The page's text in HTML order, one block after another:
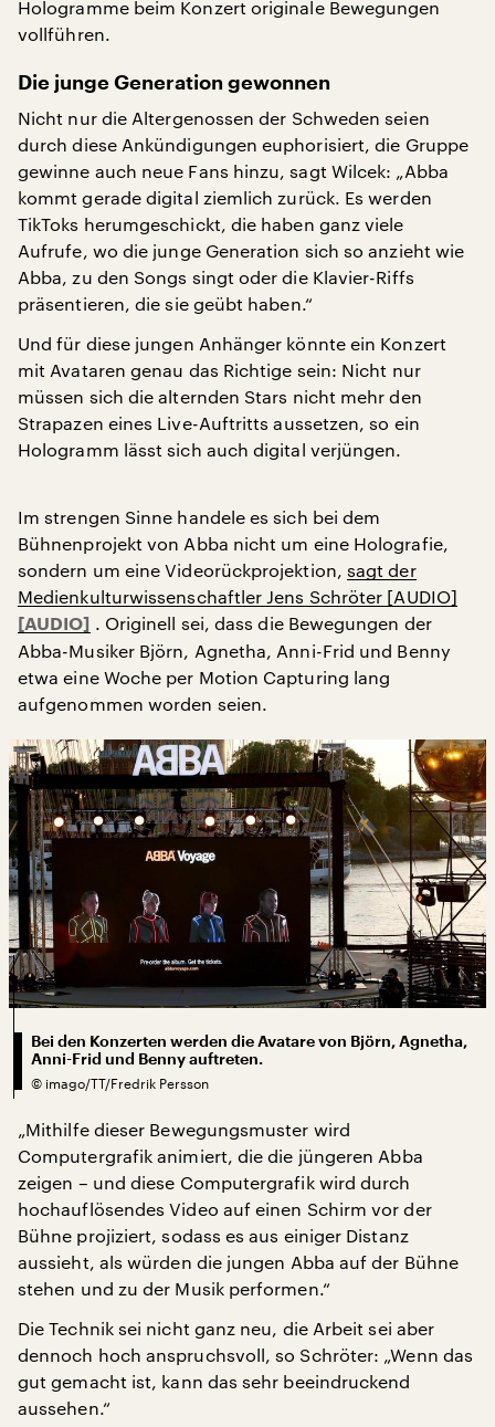
Hologramme beim Konzert originale Bewegungen
vollführen.
Die junge Generation gewonnen
Nicht nur die Altergenossen der Schweden seien
durch diese Ankündigungen euphorisiert, die Gruppe
gewinne auch neue Fans hinzu, sagt Wilcek: „Abba
kommt gerade digital ziemlich zurück. Es werden
TikToks herumgeschickt, die haben ganz viele
Aufrufe, wo die junge Generation sich so anzieht wie
Abba, zu den Songs singt oder die Klavier-Riffs
präsentieren, die sie geübt haben.“
Und für diese jungen Anhänger könnte ein Konzert
mit Avataren genau das Richtige sein: Nicht nur
müssen sich die alternden Stars nicht mehr den
Strapazen eines Live-Auftritts aussetzen, so ein
Hologramm lässt sich auch digital verjüngen.
Im strengen Sinne handele es sich bei dem
Bühnenprojekt von Abba nicht um eine Holografie,
sondern um eine Videorückprojektion, sagt der
Medienkulturwissenschaftler Jens Schröter [AUDIO]
. Originell sei, dass die Bewegungen der
Abba-Musiker Björn, Agnetha, Anni-Frid und Benny
etwa eine Woche per Motion Capturing lang
aufgenommen worden seien.
Bei den Konzerten werden die Avatare von Björn, Agnetha,
Anni-Frid und Benny auftreten.
© imago/TT/Fredrik Persson
„Mithilfe dieser Bewegungsmuster wird
Computergrafik animiert, die die jüngeren Abba
zeigen – und diese Computergrafik wird durch
hochauflösendes Video auf einen Schirm vor der
Bühne projiziert, sodass es aus einiger Distanz
aussieht, als würden die jungen Abba auf der Bühne
stehen und zu der Musik performen.“
Die Technik sei nicht ganz neu, die Arbeit sei aber
dennoch hoch anspruchsvoll, so Schröter: „Wenn das
gut gemacht ist, kann das sehr beeindruckend
aussehen.“